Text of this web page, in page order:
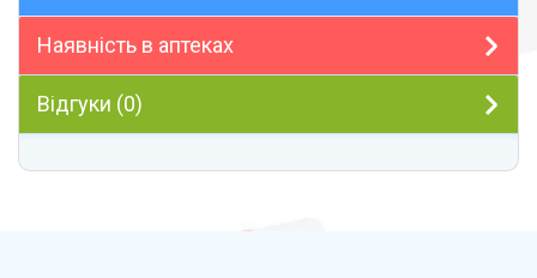
Наявність в аптеках
Відгуки (0)